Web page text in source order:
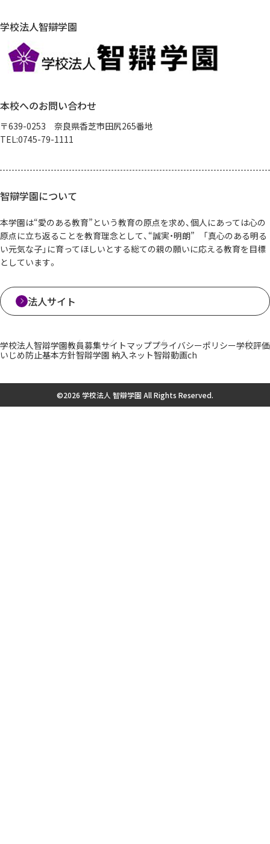
学校法人智辯学園
本校へのお問い合わせ
〒639-0253 奈良県香芝市田尻265番地
TEL:0745-79-1111
智辯学園について
本学園は“愛のある教育”という教育の原点を求め、個人にあっては心の
原点に立ち返ることを教育理念として、“誠実・明朗” 「真心のある明る
い元気な子」に育ってほしいとする総ての親の願いに応える教育を目標
としています。
法人サイト
学校法人智辯学園教員募集サイトマッププライバシーポリシー学校評価
いじめ防止基本方針智辯学園 納入ネット智辯動画ch
©2026 学校法人 智辯学園 All Rights Reserved.